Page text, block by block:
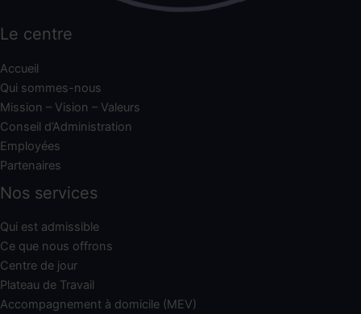
Le centre
Accueil
Qui sommes-nous
Mission – Vision – Valeurs
Conseil d’Administration
Employées
Partenaires
Nos services
Qui est admissible
Ce que nous offrons
Centre de jour
Plateau de Travail
Accompagnement à domicile (MEV)